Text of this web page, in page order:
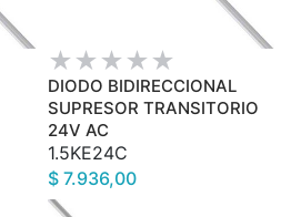
DIODO BIDIRECCIONAL
SUPRESOR TRANSITORIO
24V AC
1.5KE24C
$ 7.936,00